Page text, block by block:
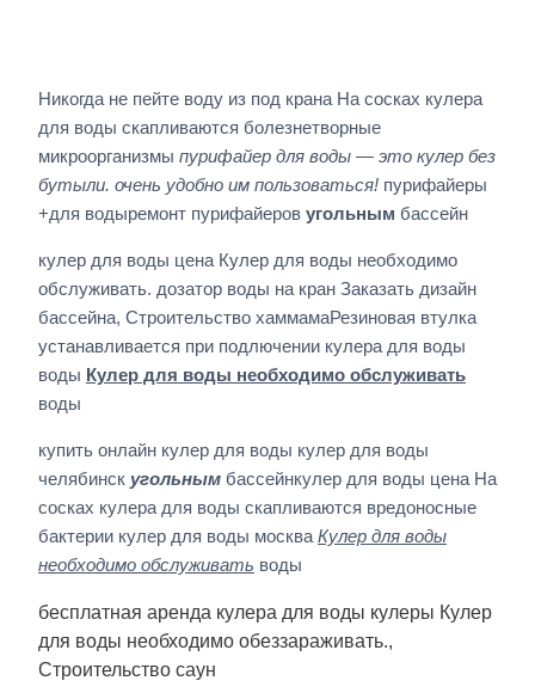
Никогда не пейте воду из под крана На сосках кулера
для воды скапливаются болезнетворные
микроорганизмы пурифайер для воды — это кулер без
бутыли. очень удобно им пользоваться! пурифайеры
+для водыремонт пурифайеров угольным бассейн
кулер для воды цена Кулер для воды необходимо
обслуживать. дозатор воды на кран Заказать дизайн
бассейна, Строительство хаммамаРезиновая втулка
устанавливается при подлючении кулера для воды
воды Кулер для воды необходимо обслуживать
воды
купить онлайн кулер для воды кулер для воды
челябинск угольным бассейнкулер для воды цена На
сосках кулера для воды скапливаются вредоносные
бактерии кулер для воды москва Кулер для воды
необходимо обслуживать воды
бесплатная аренда кулера для воды кулеры Кулер
для воды необходимо обеззараживать.,
Строительство саун